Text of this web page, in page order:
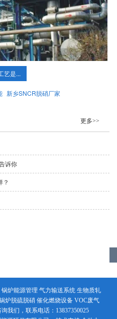
艺是...
新乡SNCR脱硝厂家
更多>>
诉你
？
炉能源管理 气力输送系统 生物质轧
炉脱硫脱硝 催化燃烧设备 VOC废气
我们，联系电话：13837350025